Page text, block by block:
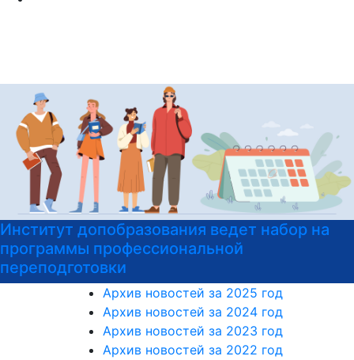
набор на
Институт допобразования
на подготовительные курсы
Архив новостей за 2025 год
Архив новостей за 2024 год
Архив новостей за 2023 год
Архив новостей за 2022 год